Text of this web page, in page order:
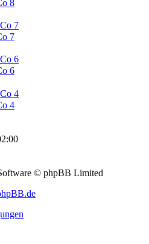
8
7
7
6
6
4
4
© phpBB Limited